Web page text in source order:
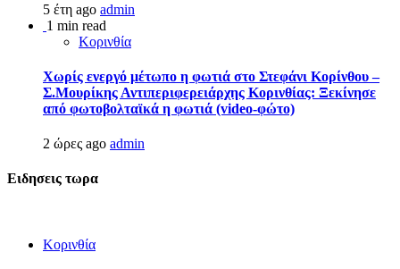
5 έτη ago admin
1 min read
Κορινθία
Χωρίς ενεργό μέτωπο η φωτιά στο Στεφάνι Κορίνθου –
Σ.Μουρίκης Αντιπεριφερειάρχης Κορινθίας: Ξεκίνησε
από φωτοβολταϊκά η φωτιά (video-φώτο)
2 ώρες ago admin
Ειδησεις τωρα
Κορινθία